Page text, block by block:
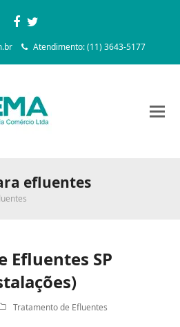
Facebook
Twitter
Atendimento: (11) 3643-5177
efluentes
Efluentes SP
Tratamento de Efluentes